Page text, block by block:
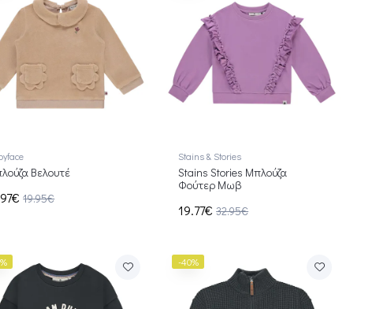
Βελουτέ
19.95€
Stains & Stories
Stains Stories Μπλούζα
Φούτερ Μωβ
19.77€ 32.95€
-40%